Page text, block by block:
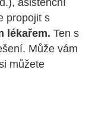
asistenční
propojit s
lékařem. Ten s
Může vám
můžete